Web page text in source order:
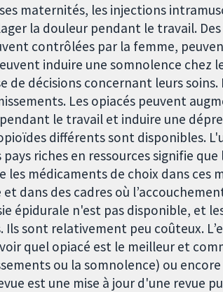
maternités, les injections
la douleur pendant le travail.
contrôlées par la femme,
induire une somnolence chez
de décisions concernant leurs
Les opiacés peuvent
le travail et induire une
différents sont disponibles.
riches en ressources signifie
les médicaments de choix dans ces
dans des cadres où
épidurale n'est pas disponible, et
sont relativement peu coûteux.
quel opiacé est le meilleur et
ou la somnolence) ou
est une mise à jour d'une revue